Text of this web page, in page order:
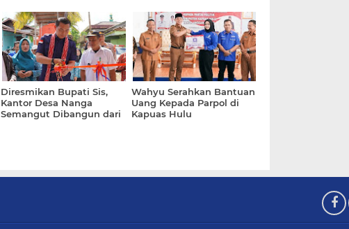
Diresmikan Bupati Sis,
Kantor Desa Nanga
Semangut Dibangun dari
Wahyu Serahkan Bantuan
Uang Kepada Parpol di
Kapuas Hulu